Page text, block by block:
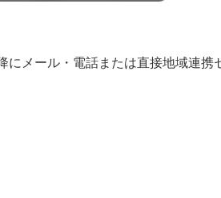
メール・電話または直接地域連携